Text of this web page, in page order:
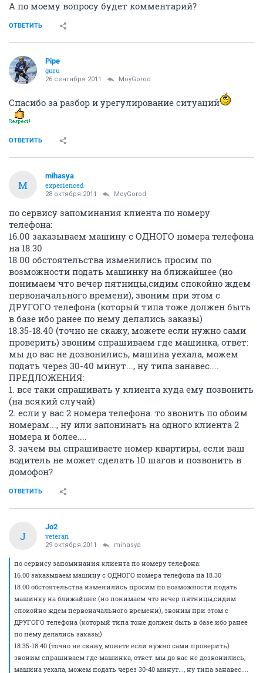
А по моему вопросу будет комментарий?
ОТВЕТИТЬ
Pipe
guru
26 сентября 2011 MoyGorod
Спасибо за разбор и урегулирование ситуаций
ОТВЕТИТЬ
M
mihasya
experienced
28 октября 2011 MoyGorod
по сервису запоминания клиента по номеру
телефона:
16.00 заказываем машину с ОДНОГО номера телефона
на 18.30
18.00 обстоятельства изменились просим по
возможности подать машинку на ближайшее (но
понимаем что вечер пятницы,сидим спокойно ждем
первоначального времени), звоним при этом с
ДРУГОГО телефона (который типа тоже должен быть
в базе ибо ранее по нему делались заказы)
18.35-18.40 (точно не скажу, можете если нужно сами
проверить) звоним спрашиваем где машинка, ответ:
мы до вас не дозвонились, машина уехала, можем
подать через 30-40 минут..., ну типа занавес....
ПРЕДЛОЖЕНИЯ:
1. все таки спрашивать у клиента куда ему позвонить
(на всякий случай)
2. если у вас 2 номера телефона. то звонить по обоим
номерам..., ну или запонинать на одного клиента 2
номера и более....
3. зачем вы спрашиваете номер квартиры, если ваш
водитель не может сделать 10 шагов и позвонить в
домофон?
ОТВЕТИТЬ
J
Jo2
veteran
29 октября 2011 mihasya
по сервису запоминания клиента по номеру телефона:
16.00 заказываем машину с ОДНОГО номера телефона на 18.30
18.00 обстоятельства изменились просим по возможности подать
машинку на ближайшее (но понимаем что вечер пятницы,сидим
спокойно ждем первоначального времени), звоним при этом с
ДРУГОГО телефона (который типа тоже должен быть в базе ибо ранее
по нему делались заказы)
18.35-18.40 (точно не скажу, можете если нужно сами проверить)
звоним спрашиваем где машинка, ответ: мы до вас не дозвонились,
машина уехала, можем подать через 30-40 минут..., ну типа занавес....